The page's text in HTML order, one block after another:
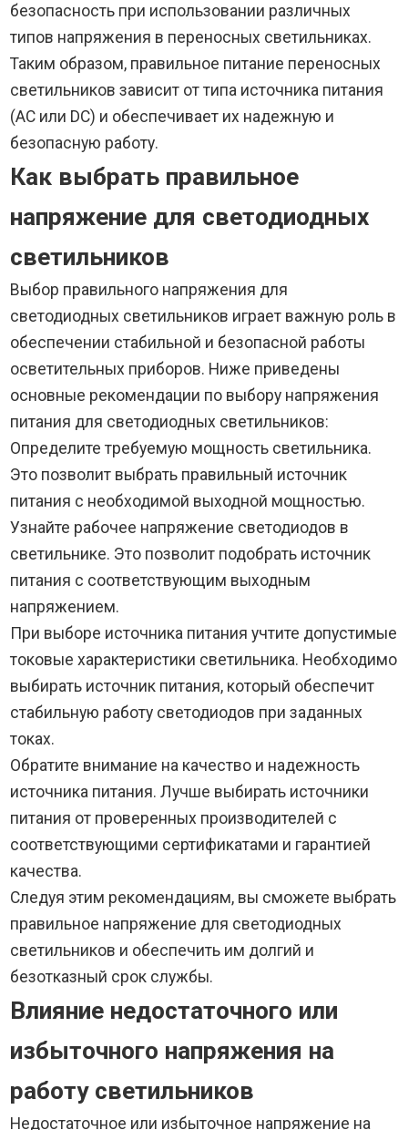
безопасность при использовании различных
типов напряжения в переносных светильниках.
Таким образом, правильное питание переносных
светильников зависит от типа источника питания
(AC или DC) и обеспечивает их надежную и
безопасную работу.
Как выбрать правильное
напряжение для светодиодных
светильников
Выбор правильного напряжения для
светодиодных светильников играет важную роль в
обеспечении стабильной и безопасной работы
осветительных приборов. Ниже приведены
основные рекомендации по выбору напряжения
питания для светодиодных светильников:
Определите требуемую мощность светильника.
Это позволит выбрать правильный источник
питания с необходимой выходной мощностью.
Узнайте рабочее напряжение светодиодов в
светильнике. Это позволит подобрать источник
питания с соответствующим выходным
напряжением.
При выборе источника питания учтите допустимые
токовые характеристики светильника. Необходимо
выбирать источник питания, который обеспечит
стабильную работу светодиодов при заданных
токах.
Обратите внимание на качество и надежность
источника питания. Лучше выбирать источники
питания от проверенных производителей с
соответствующими сертификатами и гарантией
качества.
Следуя этим рекомендациям, вы сможете выбрать
правильное напряжение для светодиодных
светильников и обеспечить им долгий и
безотказный срок службы.
Влияние недостаточного или
избыточного напряжения на
работу светильников
Недостаточное или избыточное напряжение на